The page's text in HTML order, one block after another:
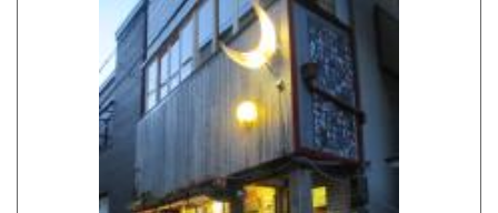
250円 長崎県
250円 大分県
鹿児島県
250円